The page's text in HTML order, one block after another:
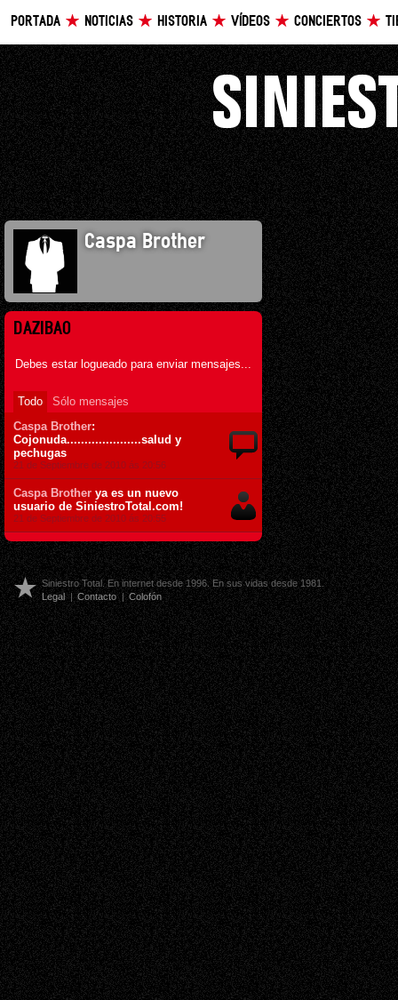
PORTADA NOTICIAS HISTORIA VÍDEOS CONCIERTOS
Caspa Brother
DAZIBAO
Debes estar logueado para enviar mensajes...
Todo
Sólo mensajes
Caspa Brother:
Cojonuda.....................salud y
pechugas
21 de Septiembre de 2010 ás 20:56
Caspa Brother ya es un nuevo
usuario de SiniestroTotal.com!
21 de Septiembre de 2010 ás 20:55
Siniestro Total. En internet desde 1996. En sus vidas desde 1981.
Legal | Contacto | Colofón